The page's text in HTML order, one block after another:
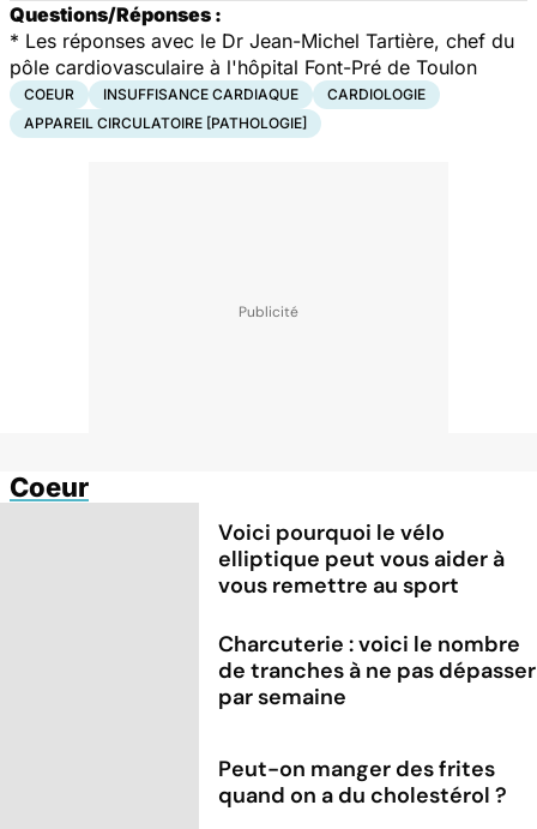
Questions/Réponses :
* Les réponses avec le Dr Jean-Michel Tartière, chef du
pôle cardiovasculaire à l'hôpital Font-Pré de Toulon
COEUR INSUFFISANCE CARDIAQUE
CARDIOLOGIE
APPAREIL CIRCULATOIRE [PATHOLOGIE]
Coeur
Voici pourquoi le vélo
elliptique peut vous aider à
vous remettre au sport
Charcuterie : voici le nombre
de tranches à ne pas dépasser
par semaine
Peut-on manger des frites
quand on a du cholestérol ?